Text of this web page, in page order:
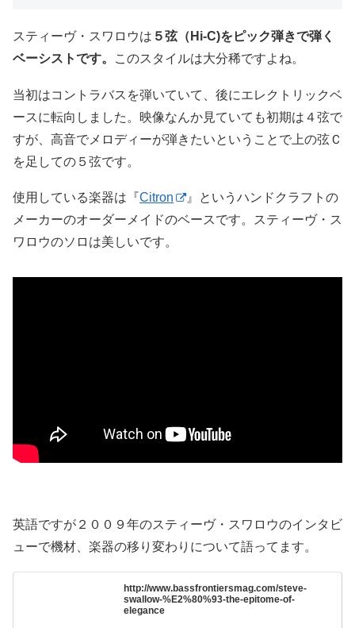
スティーヴ・スワロウは ５弦（Hi-C)をピック弾きで弾く
ベーシストです。
このスタイルは大分稀ですよね。
当初はコントラバスを弾いていて、後にエレクトリックベ
ースに転向しました。映像なんか見ていても初期は４弦で
すが、高音でメロディーが弾きたいということで上の弦Ｃ
を足しての５弦です。
使用している楽器は『Citron
』というハンドクラフトの
メーカーのオーダーメイドのベースです。スティーヴ・ス
ワロウのソロは美しいです。
英語ですが２００９年のスティーヴ・スワロウのインタビ
ューで機材、楽器の移り変わりについて語ってます。
http://www.bassfrontiersmag.com/steve-
swallow-%E2%80%93-the-epitome-of-
elegance